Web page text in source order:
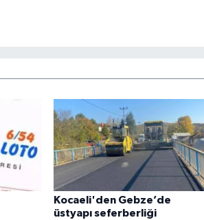
Kocaeli'den Gebze’de
üstyapı seferberliği